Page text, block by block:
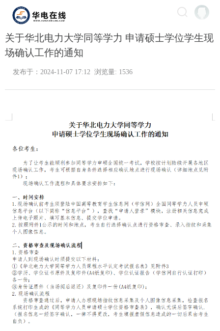
关于华北电力大学同等学力 申请硕士学位学生现
场确认工作的通知
发布于：2024-11-07 17:12 浏览量: 1536